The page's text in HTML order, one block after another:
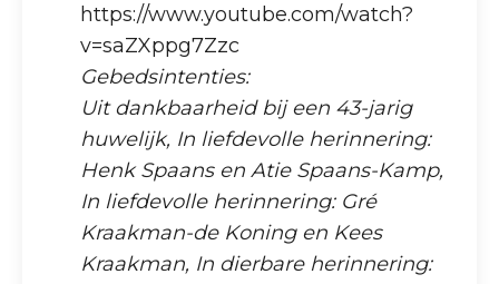
https://www.youtube.com/watch?
v=saZXppg7Zzc
Gebedsintenties:
Uit dankbaarheid bij een 43-jarig
huwelijk, In liefdevolle herinnering:
Henk Spaans en Atie Spaans-Kamp,
In liefdevolle herinnering: Gré
Kraakman-de Koning en Kees
Kraakman, In dierbare herinnering: